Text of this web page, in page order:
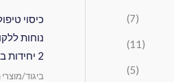
(7)
(11)
(5)
כיסוי
נוחות
2 יחידות ב-180 שח
ביגוד/